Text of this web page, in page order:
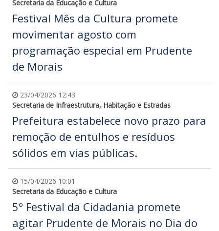
Secretaria da Educação e Cultura
Festival Mês da Cultura promete
movimentar agosto com
programação especial em Prudente
de Morais
23/04/2026 12:43
Secretaria de Infraestrutura, Habitação e Estradas
Prefeitura estabelece novo prazo para
remoção de entulhos e resíduos
sólidos em vias públicas.
15/04/2026 10:01
Secretaria da Educação e Cultura
5º Festival da Cidadania promete
agitar Prudente de Morais no Dia do